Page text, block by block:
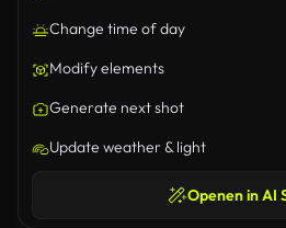
Change time of day
Modify elements
Generate next shot
Update weather & light
Openen in AI